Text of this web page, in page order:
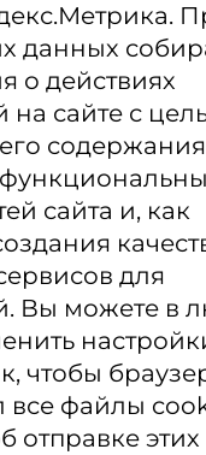
данных
о действиях
на сайте с
сайта и, как
для
Вы можете в
чтобы
все файлы
отправке